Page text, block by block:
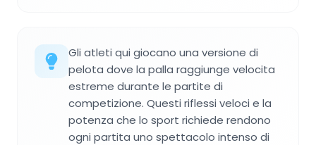
Gli atleti qui giocano una versione di
pelota dove la palla raggiunge velocita
estreme durante le partite di
competizione. Questi riflessi veloci e la
potenza che lo sport richiede rendono
ogni partita uno spettacolo intenso di